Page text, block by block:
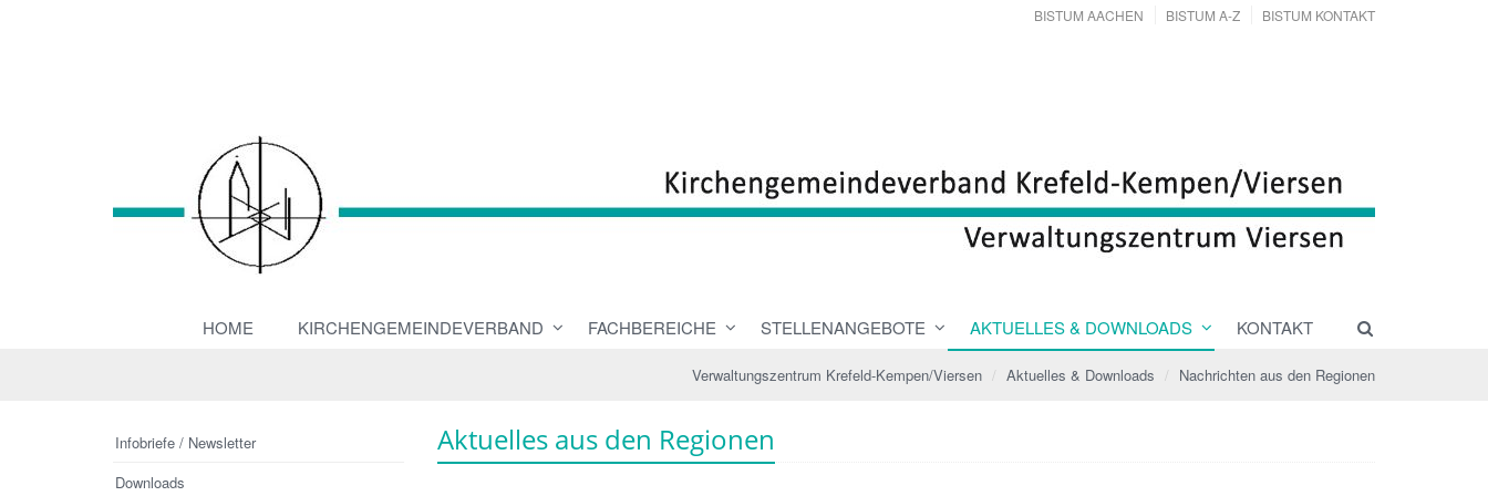
BISTUM AACHEN BISTUM A-Z BISTUM KONTAKT
HOME KIRCHENGEMEINDEVERBAND FACHBEREICHE STELLENANGEBOTE AKTUELLES & DOWNLOADS KONTAKT
Verwaltungszentrum Krefeld-Kempen/Viersen Aktuelles & Downloads Nachrichten aus den Regionen
Aktuelles aus den Regionen
Infobriefe / Newsletter
Downloads